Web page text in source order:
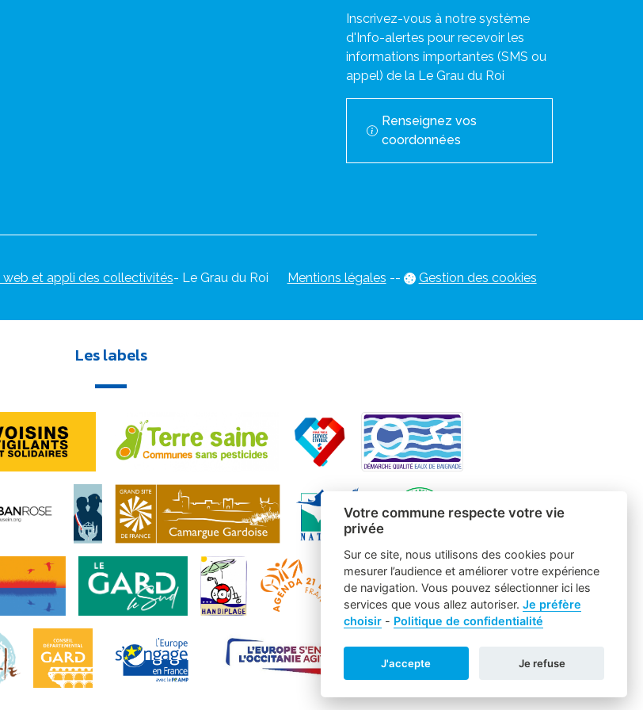
Inscrivez-vous à notre système
d'Info-alertes pour recevoir les
informations importantes (SMS ou
appel) de la Le Grau du Roi
Renseignez vos
coordonnées
et appli des collectivités- Le Grau du Roi Mentions légales -- Gestion des cookies
Les labels
Votre commune respecte votre vie
privée
Sur ce site, nous utilisons des cookies pour
mesurer l’audience et améliorer votre expérience
de navigation. Vous pouvez sélectionner ici les
services que vous allez autoriser. Je préfère
choisir- Politique de confidentialité
J'accepte Je refuse